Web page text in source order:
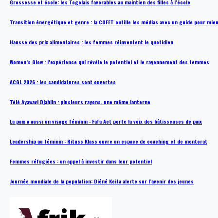
Grossesse et école: les Togolais favorables au maintien des filles à l’école
Transition énergétique et genre : la COFET outille les médias avec un guide pour
Hausse des prix alimentaires : les femmes réinventent le quotidien
Women’s Glow : l’expérience qui révèle le potentiel et le rayonnement des femmes
ACGL 2026 : les candidatures sont ouvertes
Tèlé Ayawavi Djahlin : plusieurs rayons, une même lanterne
La paix a aussi un visage féminin : Fafa Act porte la voix des bâtisseuses de paix
Leadership au féminin : Rituss Klass ouvre un espace de coaching et de mentorat
Femmes réfugiées : un appel à investir dans leur potentiel
Journée mondiale de la population: Diéné Keita alerte sur l’avenir des jeunes